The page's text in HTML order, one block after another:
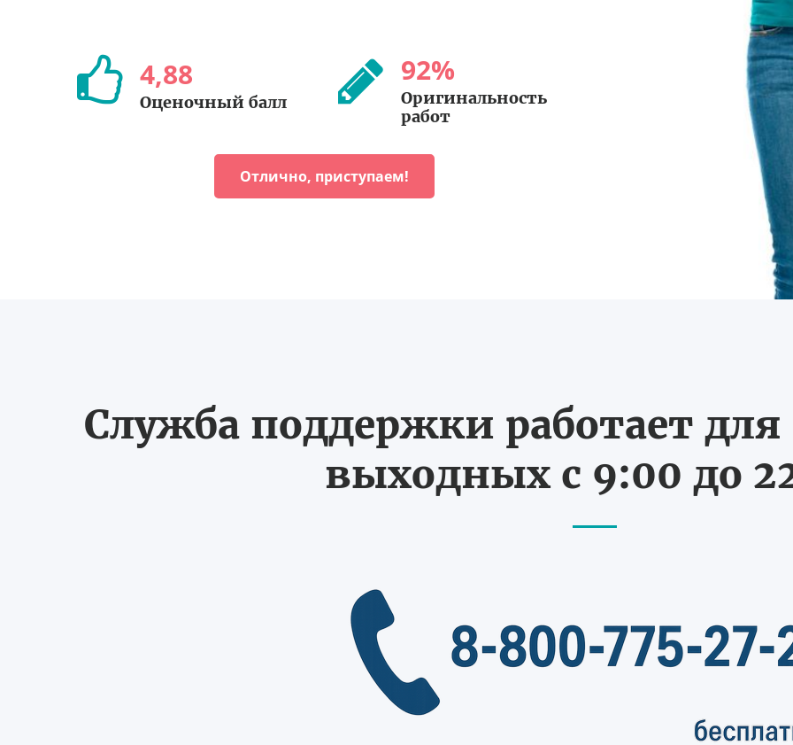
4,88
Оценочный балл
92%
Оригинальность
работ
Отлично, приступаем!
Служба поддержки работает для
выходных с 9:00 до